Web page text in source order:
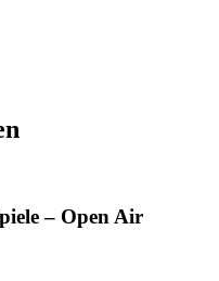
– Open Air